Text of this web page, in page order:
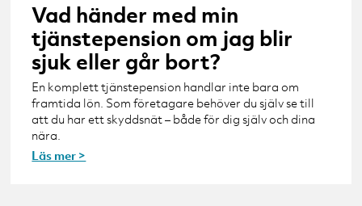
Vad händer med min
tjänstepension om jag blir
sjuk eller går bort?
En komplett tjänstepension handlar inte bara om
framtida lön. Som företagare behöver du själv se till
att du har ett skyddsnät – både för dig själv och dina
nära.
Läs mer >